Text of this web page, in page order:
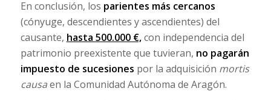
En conclusión, los parientes más cercanos
(cónyuge, descendientes y ascendientes) del
causante, hasta 500.000 €,con independencia del
patrimonio preexistente que tuvieran, no pagarán
impuesto de sucesiones por la adquisición mortis
causaen la Comunidad Autónoma de Aragón.